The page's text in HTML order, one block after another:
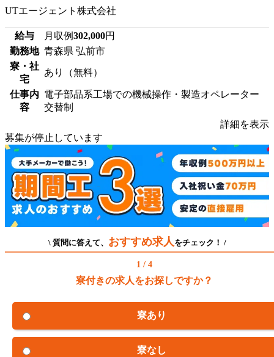
UTエージェント株式会社
給与 月収例302,000円
勤務地 青森県 弘前市
寮・社
宅
あり（無料）
仕事内
容
電子部品系工場での機械操作・製造オペレーター
交替制
詳細を表示
募集が停止しています
\ 質問に答えて、 おすすめ求人 をチェック！ /
1 / 4
寮付きの求人をお探しですか？
寮あり
寮なし